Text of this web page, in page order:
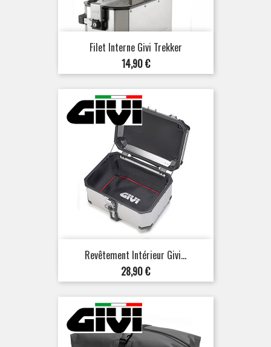
Filet Interne Givi Trekker
Prix
14,90 €
Revêtement Intérieur Givi...
Prix
28,90 €